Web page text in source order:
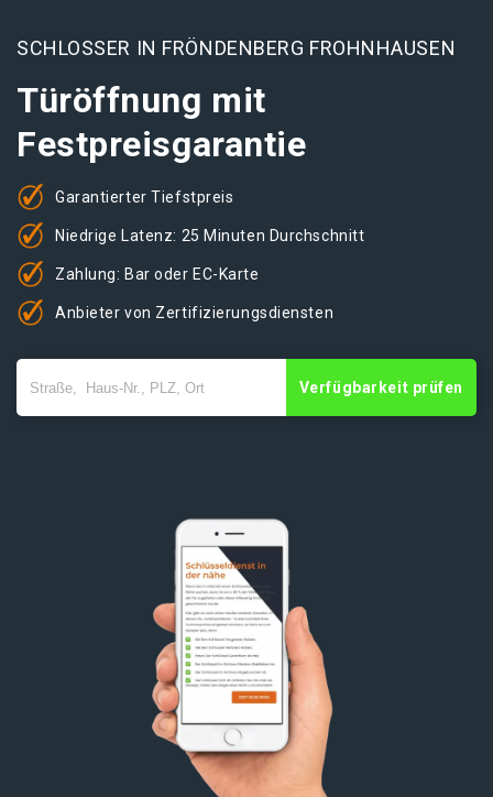
SCHLOSSER IN FRÖNDENBERG FROHNHAUSEN
Türöffnung mit
Festpreisgarantie
Garantierter Tiefstpreis
Niedrige Latenz: 25 Minuten Durchschnitt
Zahlung: Bar oder EC-Karte
Anbieter von Zertifizierungsdiensten
Verfügbarkeit prüfen